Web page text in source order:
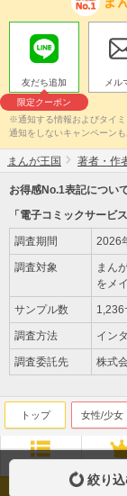
友だち追加
限定クーポン
メル
※通知する情報およびタイ
通知をしないキャンペーン
まんが王国 著者・作
絞り
お得感No.1表記につい
「電子コミックサービ
調査期間 2026
調査対象
まん
をメ
サンプル数 1,236
調査方法 イン
調査委託先 株式
トップ 女性/少女